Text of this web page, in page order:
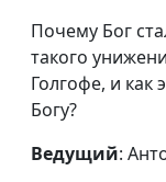
Что в жизни
Почему я
христианство?
Почему Бог
такого
Голгофе, и как
Богу?
Ведущий: